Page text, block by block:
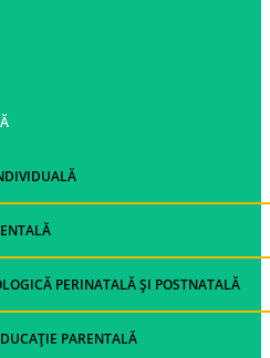
PERINATALĂ ȘI POSTNATALĂ
PARENTALĂ